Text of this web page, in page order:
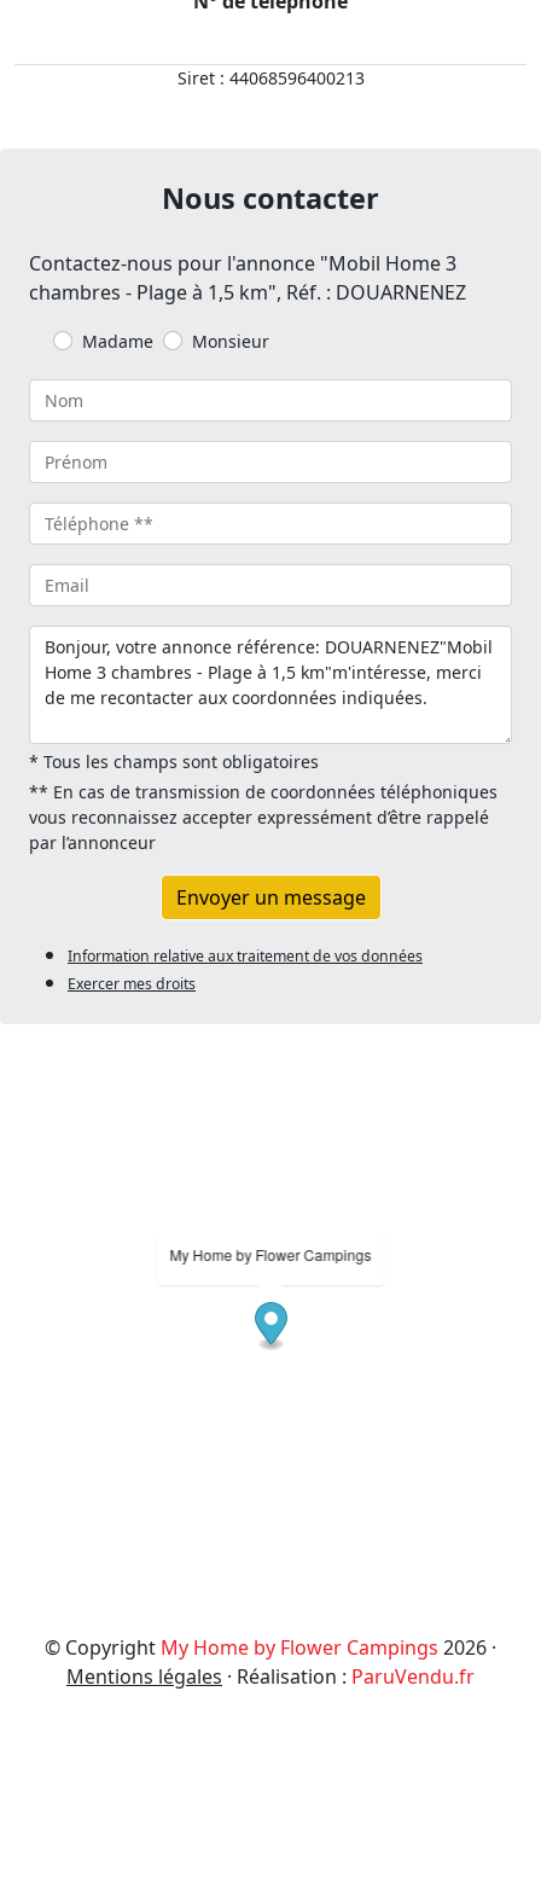
Siret : 44068596400213
Nous contacter
Contactez-nous pour l'annonce "Mobil Home 3
chambres - Plage à 1,5 km", Réf. : DOUARNENEZ
Madame Monsieur
* Tous les champs sont obligatoires
** En cas de transmission de coordonnées téléphoniques
vous reconnaissez accepter expressément d’être rappelé
par l’annonceur
Envoyer un message
Information relative aux traitement de vos données
Exercer mes droits
My Home by Flower Campings
© Copyright My Home by Flower Campings 2026 ·
Mentions légales · Réalisation : ParuVendu.fr